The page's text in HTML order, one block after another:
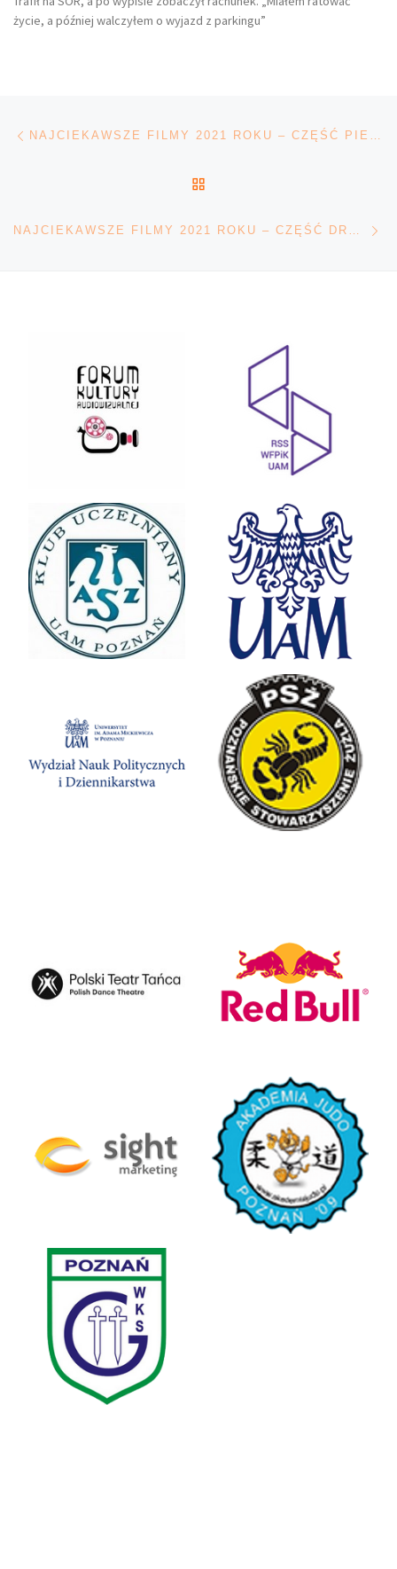
życie, a później walczyłem o wyjazd z parkingu”
Nawigacja wpisu NAJCIEKAWSZE FILMY 2021 ROKU – CZĘŚĆ PIERWSZA
NAJCIEKAWSZE FILMY 2021 ROKU – CZĘŚĆ DRUGA